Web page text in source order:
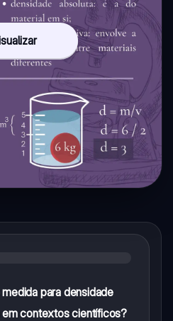
para densidade
em contextos científicos?